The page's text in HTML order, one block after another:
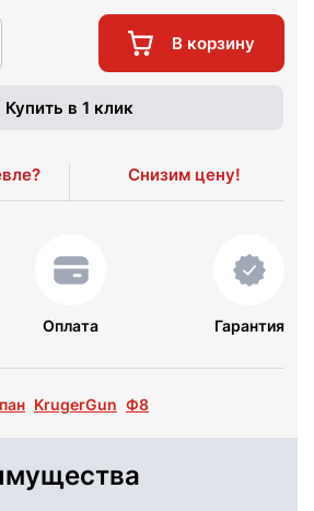
В корзину
Купить в 1 клик
Снизим цену!
Оплата Гарантия
KrugerGun Ф8